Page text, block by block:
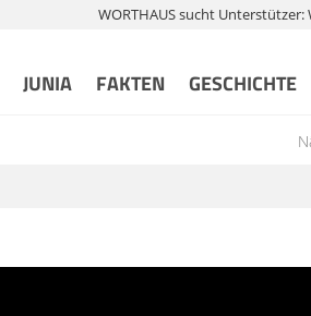
WORTHAUS sucht
JUNIA FAKTEN GESCHICHTE